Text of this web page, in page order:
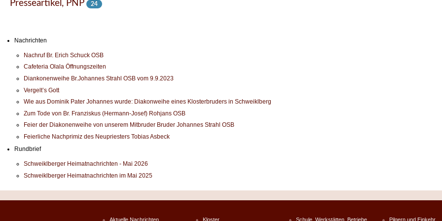
Presseartikel, PNP 24
Nachrichten
Nachruf Br. Erich Schuck OSB
Cafeteria Olala Öffnungszeiten
Diankonenweihe Br.Johannes Strahl OSB vom 9.9.2023
Vergelt’s Gott
Wie aus Dominik Pater Johannes wurde: Diakonweihe eines Klosterbruders in Schweiklberg
Zum Tode von Br. Franziskus (Hermann-Josef) Rohjans OSB
Feier der Diakonenweihe von unserem Mitbruder Bruder Johannes Strahl OSB
Feierliche Nachprimiz des Neupriesters Tobias Asbeck
Rundbrief
Schweiklberger Heimatnachrichten - Mai 2026
Schweiklberger Heimatnachrichten im Mai 2025
Aktuelle Nachrichten Kloster Schule, Werkstätten, Betriebe Pilgern und Einkehr